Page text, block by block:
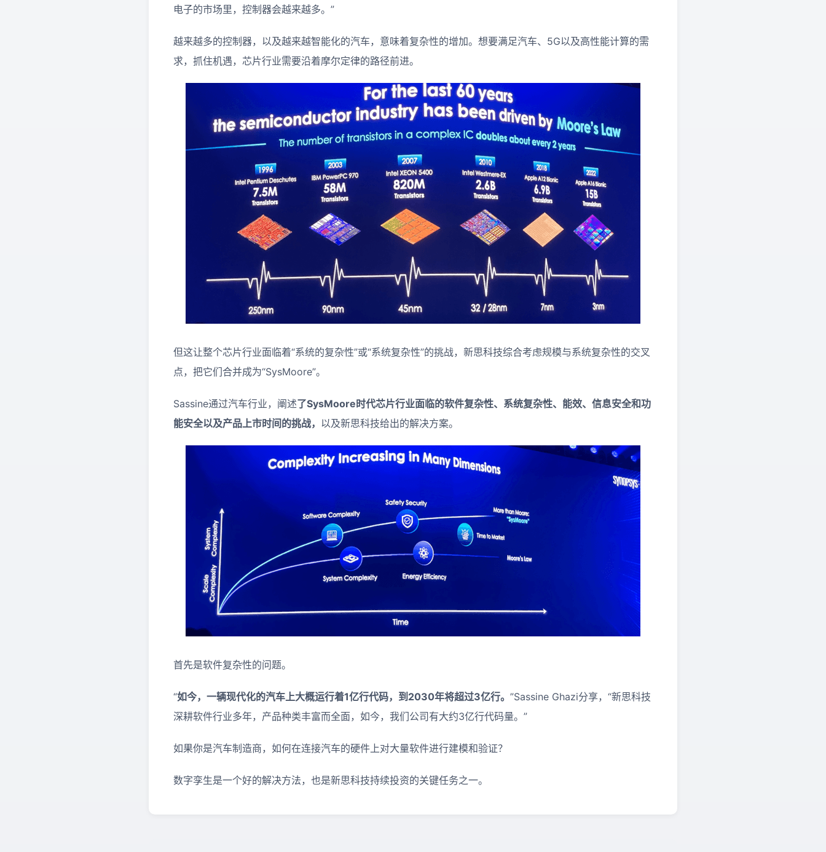
电子的市场里，控制器会越来越多。”
越来越多的控制器，以及越来越智能化的汽车，意味着复杂性的增加。想要满足汽车、5G以及高性能计算的需
求，抓住机遇，芯片行业需要沿着摩尔定律的路径前进。
但这让整个芯片行业面临着“系统的复杂性”或“系统复杂性”的挑战，新思科技综合考虑规模与系统复杂性的交叉
点，把它们合并成为“SysMoore”。
Sassine通过汽车行业，阐述了SysMoore时代芯片行业面临的软件复杂性、系统复杂性、能效、信息安全和功
能安全以及产品上市时间的挑战， 以及新思科技给出的解决方案。
首先是软件复杂性的问题。
“如今，一辆现代化的汽车上大概运行着1亿行代码，到2030年将超过3亿行。 ”Sassine Ghazi分享，“新思科技
深耕软件行业多年，产品种类丰富而全面，如今，我们公司有大约3亿行代码量。”
如果你是汽车制造商，如何在连接汽车的硬件上对大量软件进行建模和验证？
数字孪生是一个好的解决方法，也是新思科技持续投资的关键任务之一。